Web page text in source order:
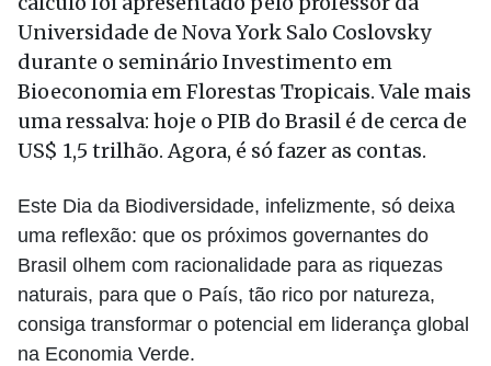
Universidade de Nova York Salo Coslovsky
durante o seminário Investimento em
Bioeconomia em Florestas Tropicais. Vale mais
uma ressalva: hoje o PIB do Brasil é de cerca de
US$ 1,5 trilhão. Agora, é só fazer as contas.
Este Dia da Biodiversidade, infelizmente, só deixa
uma reflexão: que os próximos governantes do
Brasil olhem com racionalidade para as riquezas
naturais, para que o País, tão rico por natureza,
consiga transformar o potencial em liderança global
na Economia Verde.